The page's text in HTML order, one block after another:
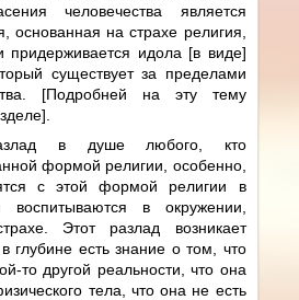
человечества является
основанная на страхе религия,
придерживается идола [в виде]
существует за пределами
[Подробней на эту тему
в душе любого, кто
формой религии, особенно,
с этой формой религии в
в окружении,
Этот разлад возникает
глубине есть знание о том, что
то другой реальности, что она
тела, что она не есть